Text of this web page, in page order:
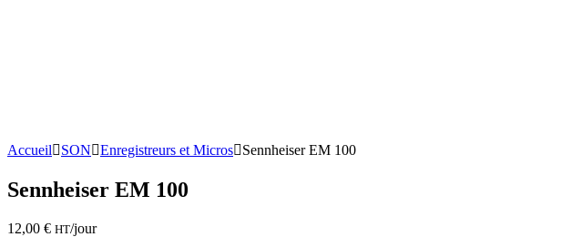
Accueil SON Enregistreurs et Micros Sennheiser EM 100
Sennheiser EM 100
12,00 € HT/jour